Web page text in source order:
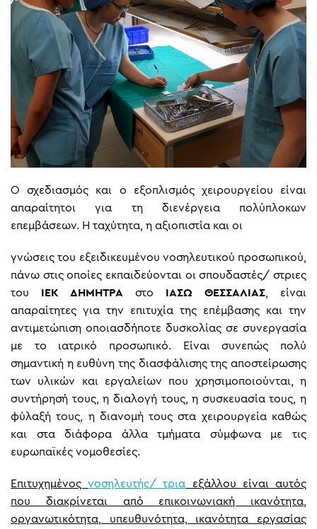
Ο σχεδιασμός και ο εξοπλισμός χειρουργείου είναι
απαραίτητοι για τη διενέργεια πολύπλοκων
επεμβάσεων. Η ταχύτητα, η αξιοπιστία και οι
γνώσεις του εξειδικευμένου νοσηλευτικού προσωπικού,
πάνω στις οποίες εκπαιδεύονται οι σπουδαστές/ στριες
του ΙΕΚ ΔΗΜΗΤΡΑ στο ΙΑΣΩ ΘΕΣΣΑΛΙΑΣ, είναι
απαραίτητες για την επιτυχία της επέμβασης και την
αντιμετώπιση οποιασδήποτε δυσκολίας σε συνεργασία
με το ιατρικό προσωπικό. Είναι συνεπώς πολύ
σημαντική η ευθύνη της διασφάλισης της αποστείρωσης
των υλικών και εργαλείων που χρησιμοποιούνται, η
συντήρησή τους, η διαλογή τους, η συσκευασία τους, η
φύλαξή τους, η διανομή τους στα χειρουργεία καθώς
και στα διάφορα άλλα τμήματα σύμφωνα με τις
ευρωπαϊκές νομοθεσίες.
Επιτυχημένοςνοσηλευτής/ τρια εξάλλου είναι αυτός
που διακρίνεται από επικοινωνιακή ικανότητα,
οργανωτικότητα, υπευθυνότητα, ικανότητα εργασίας